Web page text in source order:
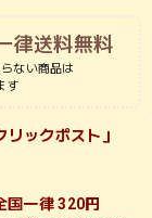
律送料無料
ない商品は
す
ックポスト」
国一律 320円